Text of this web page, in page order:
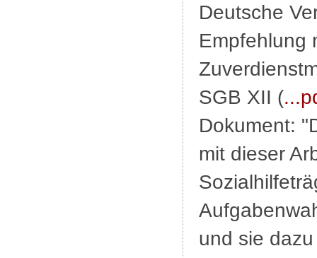
Deutsche
Empfehlung
SGB XII (
Dokument:
mit dieser
und sie